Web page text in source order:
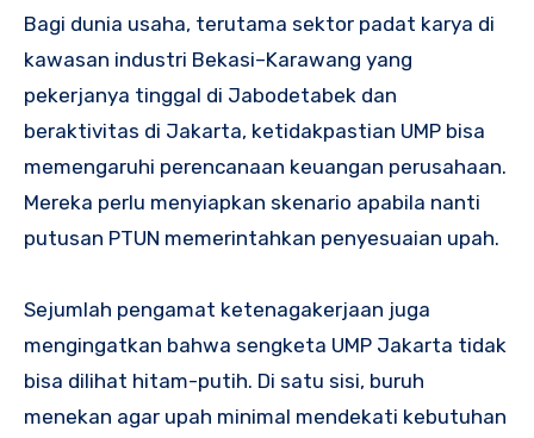
Bagi dunia usaha, terutama sektor padat karya di
kawasan industri Bekasi–Karawang yang
pekerjanya tinggal di Jabodetabek dan
beraktivitas di Jakarta, ketidakpastian UMP bisa
memengaruhi perencanaan keuangan perusahaan.
Mereka perlu menyiapkan skenario apabila nanti
putusan PTUN memerintahkan penyesuaian upah.
Sejumlah pengamat ketenagakerjaan juga
mengingatkan bahwa sengketa UMP Jakarta tidak
bisa dilihat hitam-putih. Di satu sisi, buruh
menekan agar upah minimal mendekati kebutuhan